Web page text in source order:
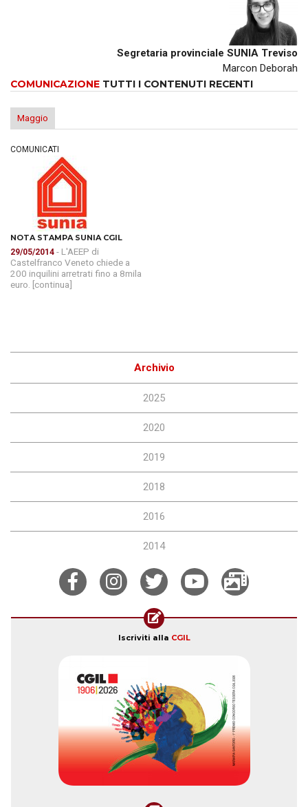
Segretaria provinciale SUNIA Treviso
Marcon Deborah
COMUNICAZIONE TUTTI I CONTENUTI RECENTI
Maggio
COMUNICATI
NOTA STAMPA SUNIA CGIL
29/05/2014 - L'AEEP di
Castelfranco Veneto chiede a
200 inquilini arretrati fino a 8mila
euro. [continua]
Archivio
2025
2020
2019
2018
2016
2014
Iscriviti alla CGIL